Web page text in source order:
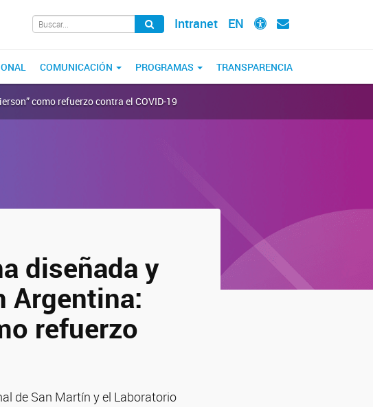
Intranet EN
COMUNICACIÓN PROGRAMAS TRANSPARENCIA
como refuerzo contra el COVID-19
diseñada y
Argentina:
refuerzo
de San Martín y el Laboratorio